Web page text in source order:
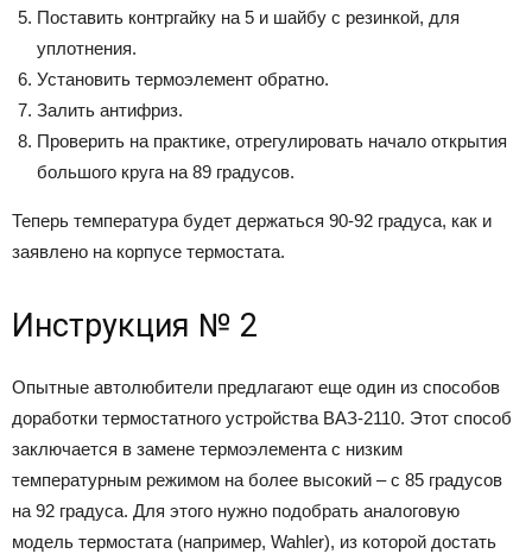
Поставить контргайку на 5 и шайбу с резинкой, для
уплотнения.
Установить термоэлемент обратно.
Залить антифриз.
Проверить на практике, отрегулировать начало открытия
большого круга на 89 градусов.
Теперь температура будет держаться 90-92 градуса, как и
заявлено на корпусе термостата.
Инструкция № 2
Опытные автолюбители предлагают еще один из способов
доработки термостатного устройства ВАЗ-2110. Этот способ
заключается в замене термоэлемента с низким
температурным режимом на более высокий – с 85 градусов
на 92 градуса. Для этого нужно подобрать аналоговую
модель термостата (например, Wahler), из которой достать